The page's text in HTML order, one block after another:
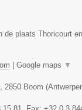
de plaats Thoricourt
| Google maps ▼
2850 Boom (